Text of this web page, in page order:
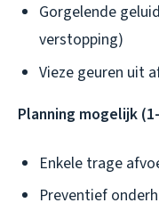
Gorgelende
verstopping)
Vieze geuren uit
Planning mogelijk
Enkele trage
Preventief